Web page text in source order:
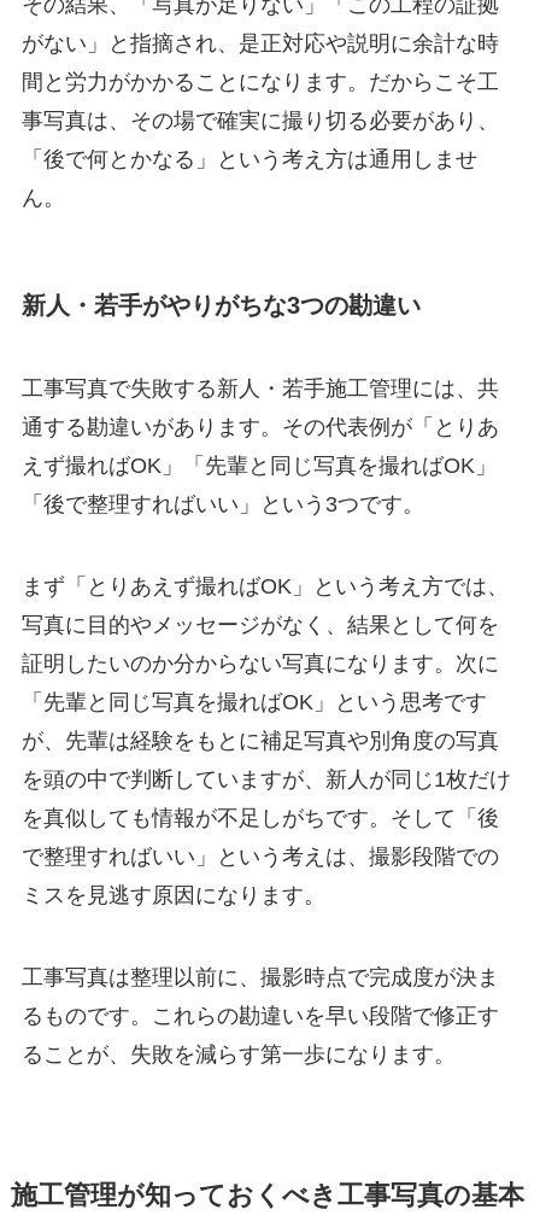
その結果、「写真が足りない」「この工程の証拠
がない」と指摘され、是正対応や説明に余計な時
間と労力がかかることになります。だからこそ工
事写真は、その場で確実に撮り切る必要があり、
「後で何とかなる」という考え方は通用しませ
ん。
新人・若手がやりがちな3つの勘違い
工事写真で失敗する新人・若手施工管理には、共
通する勘違いがあります。その代表例が「とりあ
えず撮ればOK」「先輩と同じ写真を撮ればOK」
「後で整理すればいい」という3つです。
まず「とりあえず撮ればOK」という考え方では、
写真に目的やメッセージがなく、結果として何を
証明したいのか分からない写真になります。次に
「先輩と同じ写真を撮ればOK」という思考です
が、先輩は経験をもとに補足写真や別角度の写真
を頭の中で判断していますが、新人が同じ1枚だけ
を真似しても情報が不足しがちです。そして「後
で整理すればいい」という考えは、撮影段階での
ミスを見逃す原因になります。
工事写真は整理以前に、撮影時点で完成度が決ま
るものです。これらの勘違いを早い段階で修正す
ることが、失敗を減らす第一歩になります。
施工管理が知っておくべき工事写真の基本